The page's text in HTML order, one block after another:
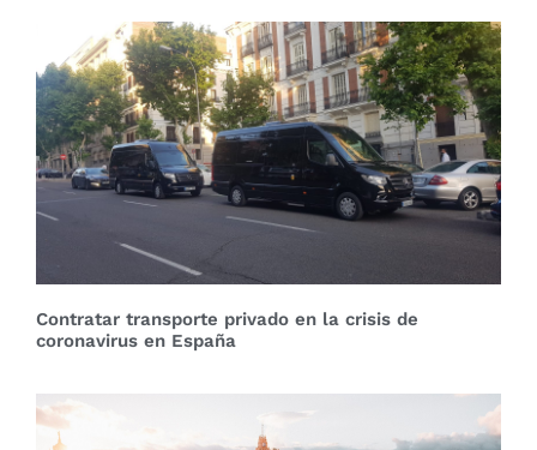
Contratar transporte privado en la crisis de
coronavirus en España